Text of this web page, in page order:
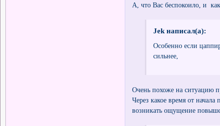
А, что Вас беспокоило, и
Jek написал(а):
Особенно если
сильнее,
Очень похоже на ситуацию
Через какое время от
возникать ощущение